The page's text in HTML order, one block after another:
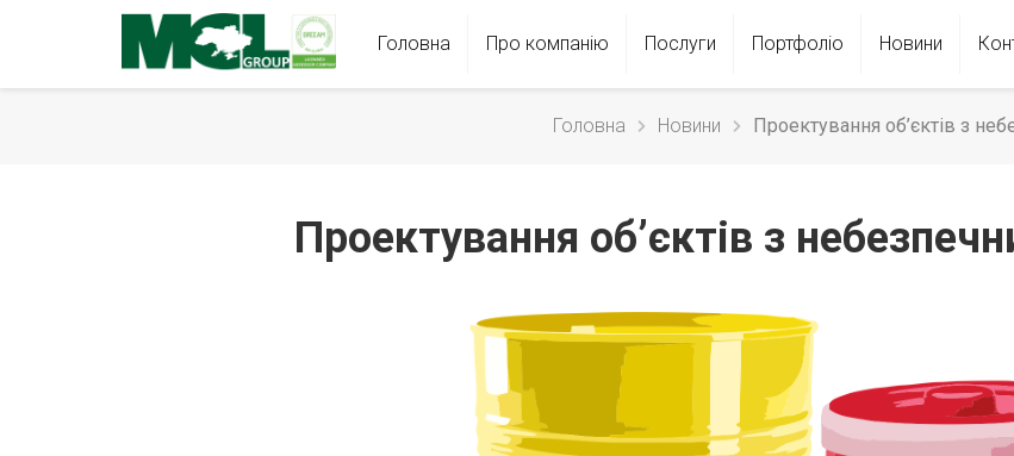
Головна Про компанію Послуги Портфолiо Новини
Головна Новини Проектування об’єктів з
Проектування об’єктів з